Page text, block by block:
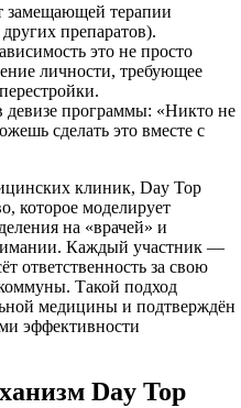
терапии
препаратов).
это не просто
личности, требующее
программы: «Никто не
сделать это вместе с
клиник, Day Top
которое моделирует
на «врачей» и
Каждый участник —
ответственность за свою
Такой подход
медицины и подтверждён
эффективности
Day Top